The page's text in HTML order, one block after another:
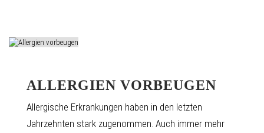
ALLERGIEN VORBEUGEN
Allergische Erkrankungen haben in den letzten
Jahrzehnten stark zugenommen. Auch immer mehr